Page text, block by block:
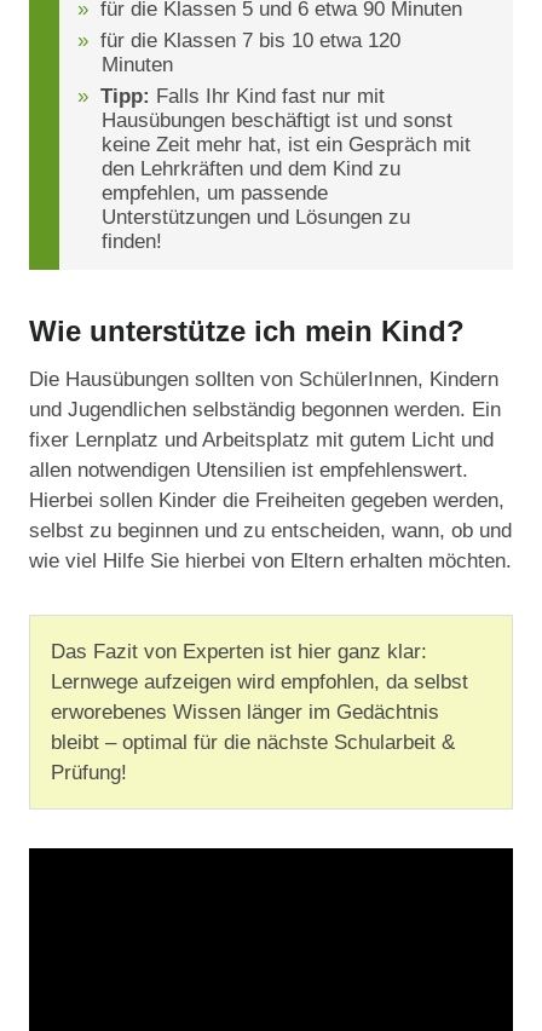
für die Klassen 5 und 6 etwa 90 Minuten
für die Klassen 7 bis 10 etwa 120
Minuten
Tipp: Falls Ihr Kind fast nur mit
Hausübungen beschäftigt ist und sonst
keine Zeit mehr hat, ist ein Gespräch mit
den Lehrkräften und dem Kind zu
empfehlen, um passende
Unterstützungen und Lösungen zu
finden!
Wie unterstütze ich mein Kind?
Die Hausübungen sollten von SchülerInnen, Kindern
und Jugendlichen selbständig begonnen werden. Ein
fixer Lernplatz und Arbeitsplatz mit gutem Licht und
allen notwendigen Utensilien ist empfehlenswert.
Hierbei sollen Kinder die Freiheiten gegeben werden,
selbst zu beginnen und zu entscheiden, wann, ob und
wie viel Hilfe Sie hierbei von Eltern erhalten möchten.
Das Fazit von Experten ist hier ganz klar:
Lernwege aufzeigen wird empfohlen, da selbst
erworebenes Wissen länger im Gedächtnis
bleibt – optimal für die nächste Schularbeit &
Prüfung!